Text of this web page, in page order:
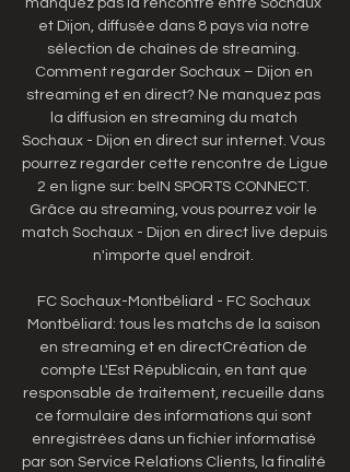
manquez pas la rencontre entre Sochaux
et Dijon, diffusée dans 8 pays via notre
sélection de chaînes de streaming.
Comment regarder Sochaux – Dijon en
streaming et en direct? Ne manquez pas
la diffusion en streaming du match
Sochaux - Dijon en direct sur internet. Vous
pourrez regarder cette rencontre de Ligue
2 en ligne sur: beIN SPORTS CONNECT.
Grâce au streaming, vous pourrez voir le
match Sochaux - Dijon en direct live depuis
n'importe quel endroit.
FC Sochaux-Montbéliard - FC Sochaux
Montbéliard: tous les matchs de la saison
en streaming et en directCréation de
compte L'Est Républicain, en tant que
responsable de traitement, recueille dans
ce formulaire des informations qui sont
enregistrées dans un fichier informatisé
par son Service Relations Clients, la finalité